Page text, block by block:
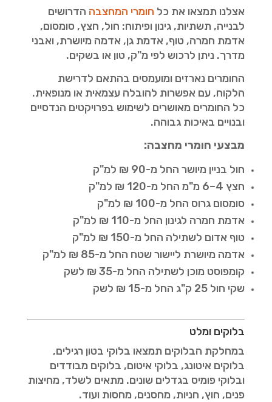
אצלנו תמצאו את כל חומרי המחצבה הדרושים
לבנייה, תשתיות, גינון ופיתוח: חול, חצץ, סומסום,
אדמת חמרה, טוף, אדמת גן, אדמה מיושרת, ואבני
מדרך. ניתן לרכוש לפי מ"ק, טון או בשקים.
החומרים נארזים ומועמסים בהתאם לדרישת
הלקוח, עם אפשרות להובלה עצמאית או מנופאית.
כל החומרים מאושרים לשימוש בפרויקטים הנדסיים
ובנויים באיכות גבוהה.
מבצעי חומרי מחצבה:
חול בניין מיושר החל מ-90 ₪ למ"ק
חצץ 4–6 מ"מ החל מ-120 ₪ למ"ק
סומסום גרוס החל מ-100 ₪ למ"ק
אדמת חמרה לגינון החל מ-110 ₪ למ"ק
טוף אדום לשתילה החל מ-150 ₪ למ"ק
אדמה מיושרת ליישור שטח החל מ-85 ₪ למ"ק
קומפוסט מוכן לשתילה החל מ-35 ₪ לשק
שקי חול 25 ק"ג החל מ-15 ₪ לשק
בלוקים ומלט
במחלקת הבלוקים תמצאו בלוקי בטון רגילים,
בלוקים איטונג, בלוקי איטום, בלוקים מבודדים
ובלוקי פומיס בגדלים שונים. מתאים לשלד, מחיצות
פנים, חוץ, חניות, מחסנים, מחסות ועוד.